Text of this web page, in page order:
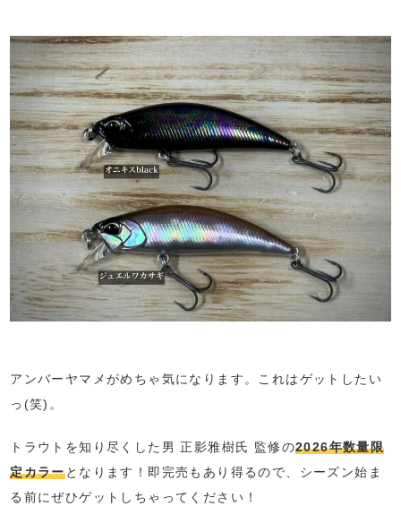
アンバーヤマメがめちゃ気になります。これはゲットしたい
っ(笑)。
トラウトを知り尽くした男 正影雅樹氏 監修の2026年数量限
定カラーとなります！即完売もあり得るので、シーズン始ま
る前にぜひゲットしちゃってください！